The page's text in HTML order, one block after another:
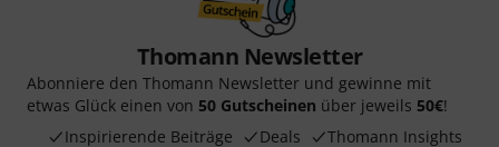
Thomann Newsletter
Abonniere den Thomann Newsletter und gewinne mit
etwas Glück einen von 50 Gutscheinen über jeweils 50€!
Inspirierende Beiträge
Deals Thomann Insights